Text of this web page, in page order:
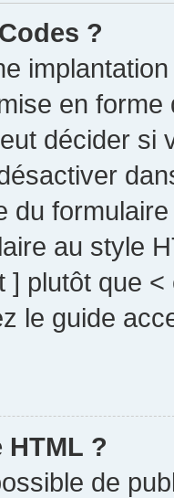
?
en forme
décider
du
au style
plutôt que
le guide
?
de